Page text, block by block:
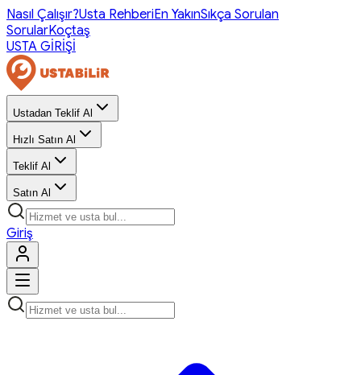
Nasıl Çalışır?Usta RehberiEn YakınSıkça Sorulan
SorularKoçtaş
USTA GİRİŞİ
Ustadan Teklif Al
Hızlı Satın Al
Teklif Al
Satın Al
Giriş